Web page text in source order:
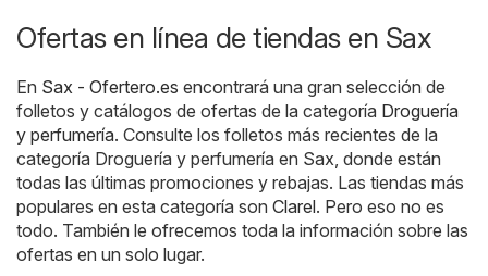
Ofertas en línea de tiendas en Sax
En Sax - Ofertero.es encontrará una gran selección de
folletos y catálogos de ofertas de la categoría Droguería
y perfumería. Consulte los folletos más recientes de la
categoría Droguería y perfumería en Sax, donde están
todas las últimas promociones y rebajas. Las tiendas más
populares en esta categoría son Clarel. Pero eso no es
todo. También le ofrecemos toda la información sobre las
ofertas en un solo lugar.